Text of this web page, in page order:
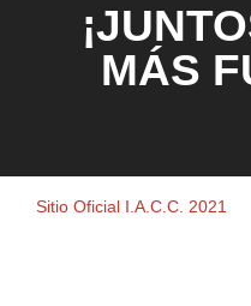
MÁS
Sitio Oficial I.A.C.C. 2021